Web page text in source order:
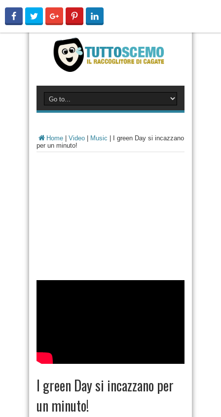
Home Video Music
I green Day si incazzano
per un minuto!
I green Day si incazzano per
un minuto!